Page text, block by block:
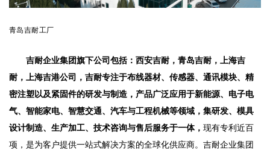
青岛吉耐工厂
吉耐企业集团旗下公司包括： 西安吉耐， 青岛吉耐，
上海吉
耐，上海吉港公司，吉耐专注于布线器材、传感器、通讯模块、精
密注塑以及紧固件的研发与制造，产品广泛应用于新能源、电子电
气、智能家电、智慧交通、汽车与工程机械等领域，集研发、模具
设计制造、生产加工、技术咨询与售后服务于一体， 现有专利近百
项，是为客户提供一站式解决方案的全球化供应商。吉耐企业集团